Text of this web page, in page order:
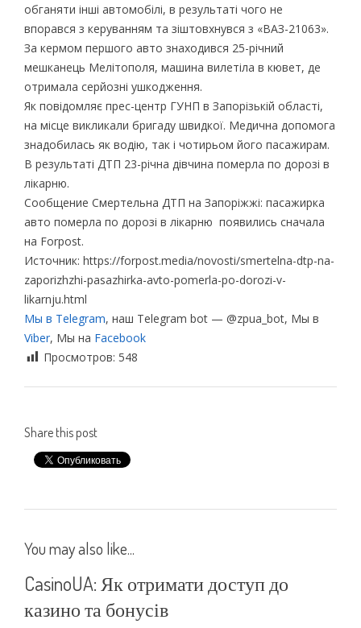
обганяти інші автомобілі, в результаті чого не
впорався з керуванням та зіштовхнувся з «ВАЗ-21063».
За кермом першого авто знаходився 25-річний
мешканець Мелітополя, машина вилетіла в кювет, де
отримала серйозні ушкодження.
Як повідомляє прес-центр ГУНП в Запорізькій області,
на місце викликали бригаду швидкої. Медична допомога
знадобилась як водію, так і чотирьом його пасажирам.
В результаті ДТП 23-річна дівчина померла по дорозі в
лікарню.
Сообщение Смертельна ДТП на Запоріжжі: пасажирка
авто померла по дорозі в лікарню появились сначала
на Forpost.
Источник: https://forpost.media/novosti/smertelna-dtp-na-
zaporizhzhi-pasazhirka-avto-pomerla-po-dorozi-v-
likarnju.html
Мы в Telegram, наш Telegram bot — @zpua_bot, Мы в
Viber, Мы на Facebook
Просмотров: 548
Share this post
You may also like...
CasinoUA: Як отримати доступ до
казино та бонусів